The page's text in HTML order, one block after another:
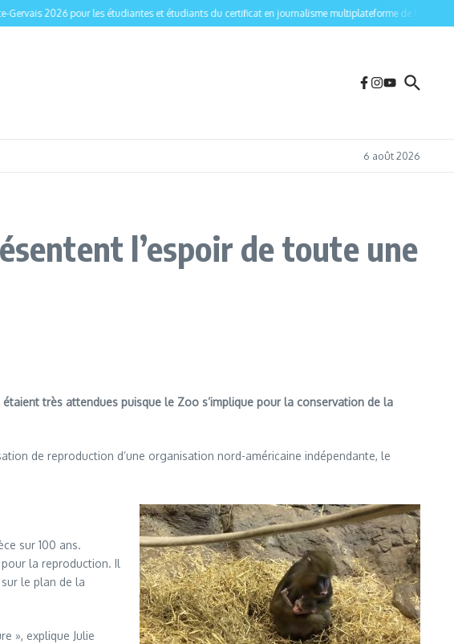
2026 pour les étudiantes et étudiants du certificat en journalisme multiplateforme de l’Université
6 août 2026
l’espoir de toute une
très attendues puisque le Zoo s’implique pour la conservation de la
de reproduction d’une organisation nord-américaine indépendante, le
sur 100 ans.
la reproduction. Il
le plan de la
», explique Julie